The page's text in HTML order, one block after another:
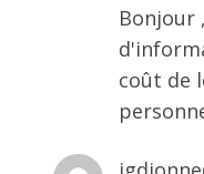
Bonjour
coût de